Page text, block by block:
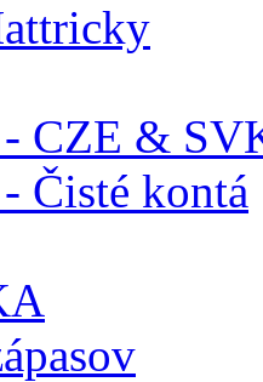
CZE &
Čisté kontá